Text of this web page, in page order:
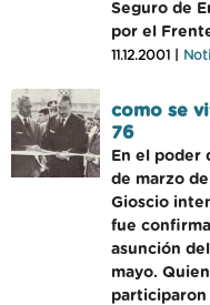
Seguro de
por el
11.12.2001 |
como se
76
En el poder
de marzo
Gioscio
fue
asunción
mayo.